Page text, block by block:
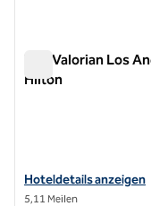
The Valorian Los
Hilton
Hoteldetails für The
Hoteldetails anzeigen
5,11 Meilen